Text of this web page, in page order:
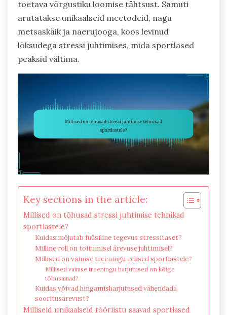
toetava võrgustiku loomise tähtsust. Samuti
arutatakse unikaalseid meetodeid, nagu
metsaskäik ja naerujooga, koos levinud
lõksudega stressi juhtimises, mida sportlased
peaksid vältima.
Key sections in the article:
Millised on tõhusad stressi juhtimise tehnikad
sportlastele?
Kuidas mõjutab füüsiline tegevus stressitaset?
Milline roll on toitumisel ärevuse juhtimisel?
Millised on vaimse treeningu eelised sportlastele?
Millised vaimse treeningu harjutused on kõige
tõhusamad?
Kuidas võivad hingamisharjutused vähendada
sooritusärevust?
Milliseid unikaalseid tööriistu saavad sportlased